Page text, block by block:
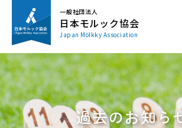
一般社団法人
日本モルック協会
Japan Mölkky Association
過去のお知ら